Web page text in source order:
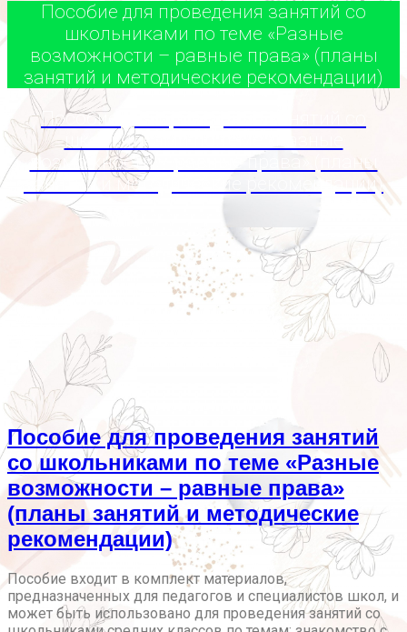
Пособие для проведения занятий со
школьниками по теме «Разные
возможности – равные права» (планы
занятий и методические рекомендации)
Пособие для проведения занятий со
школьниками по теме «Разные
возможности – равные права» (планы
занятий и методические рекомендации)
Пособие для проведения занятий
со школьниками по теме «Разные
возможности – равные права»
(планы занятий и методические
рекомендации)
Пособие входит в комплект материалов,
предназначенных для педагогов и специалистов школ, и
может быть использовано для проведения занятий со